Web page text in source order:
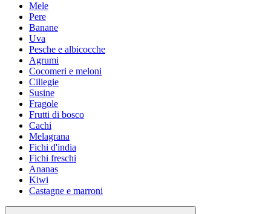
Mele
Pere
Banane
Uva
Pesche e albicocche
Agrumi
Cocomeri e meloni
Ciliegie
Susine
Fragole
Frutti di bosco
Cachi
Melagrana
Fichi d'india
Fichi freschi
Ananas
Kiwi
Castagne e marroni